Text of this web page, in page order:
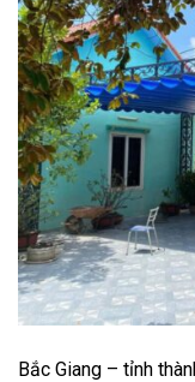
Bắc Giang – tỉnh